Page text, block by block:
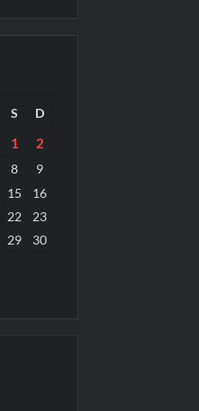
S D
1
2
8
9
15
16
22
23
29
30